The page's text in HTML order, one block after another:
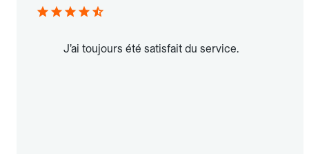
J’ai toujours été satisfait du service.